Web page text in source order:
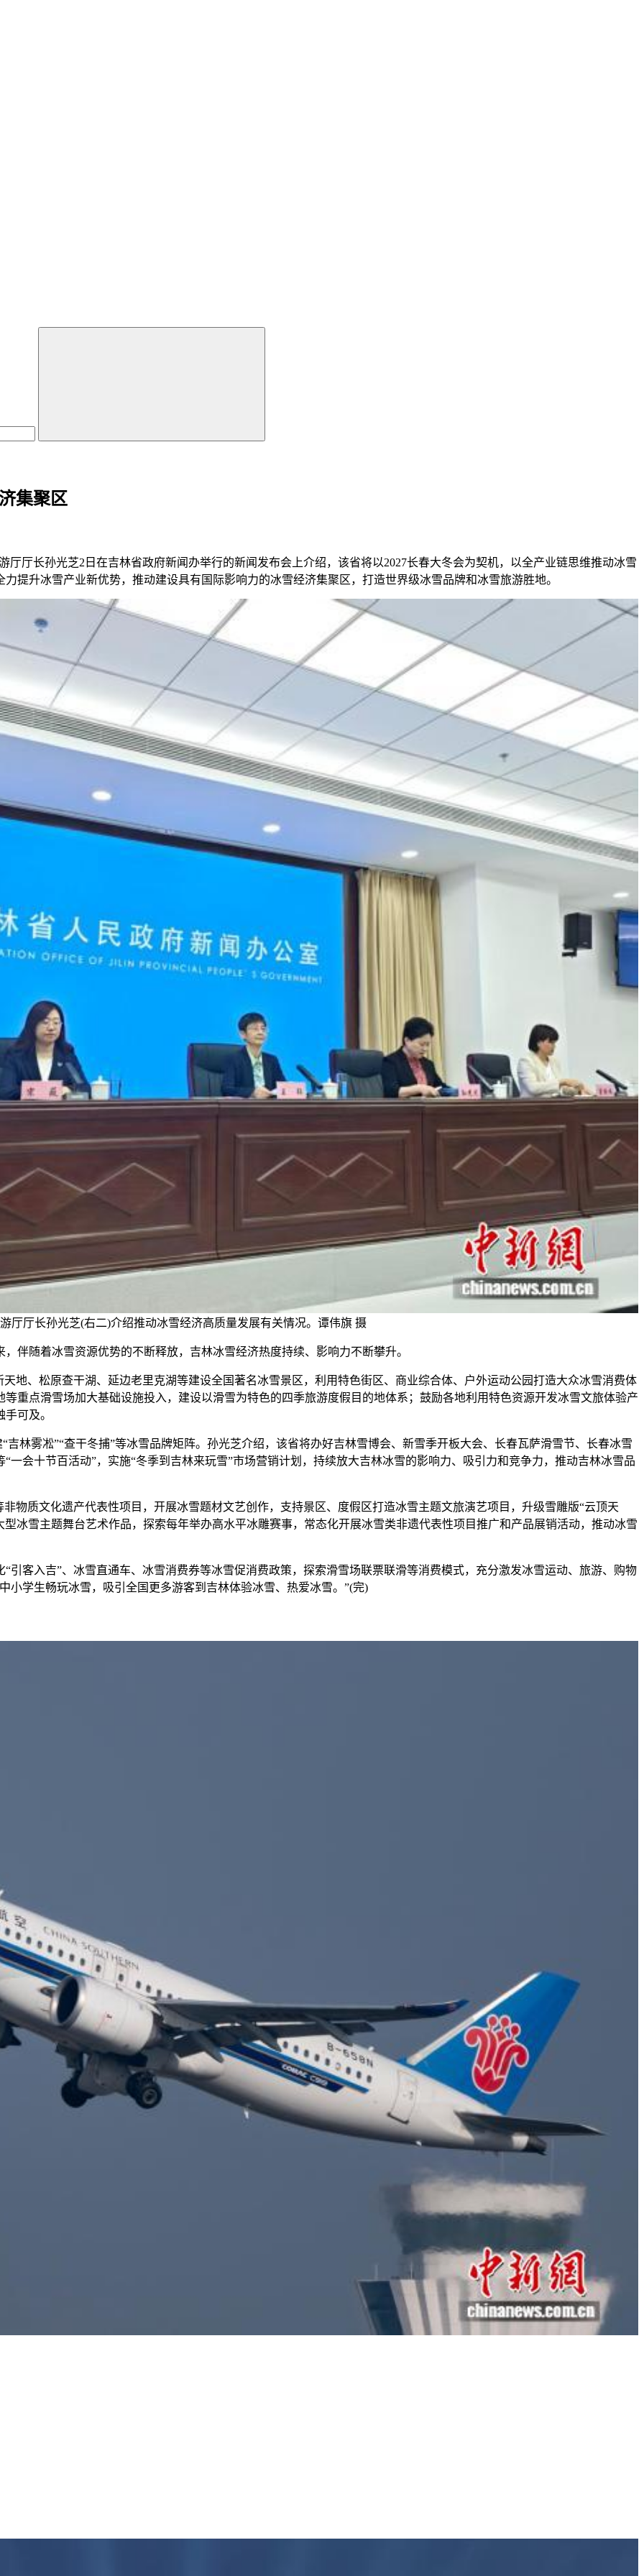
集聚区
长孙光芝2日在吉林省政府新闻办举行的新闻发布会上介绍，该省将以2027长春大冬会为契机，以全产业链思维推动冰雪
提升冰雪产业新优势，推动建设具有国际影响力的冰雪经济集聚区，打造世界级冰雪品牌和冰雪旅游胜地。
厅厅长孙光芝(右二)介绍推动冰雪经济高质量发展有关情况。谭伟旗 摄
随着冰雪资源优势的不断释放，吉林冰雪经济热度持续、影响力不断攀升。
、松原查干湖、延边老里克湖等建设全国著名冰雪景区，利用特色街区、商业综合体、户外运动公园打造大众冰雪消费体
重点滑雪场加大基础设施投入，建设以滑雪为特色的四季旅游度假目的地体系；鼓励各地利用特色资源开发冰雪文旅体验产
可及。
雾凇”“查干冬捕”等冰雪品牌矩阵。孙光芝介绍，该省将办好吉林雪博会、新雪季开板大会、长春瓦萨滑雪节、长春冰雪
一会十节百活动”，实施“冬季到吉林来玩雪”市场营销计划，持续放大吉林冰雪的影响力、吸引力和竞争力，推动吉林冰雪品
质文化遗产代表性项目，开展冰雪题材文艺创作，支持景区、度假区打造冰雪主题文旅演艺项目，升级雪雕版“云顶天
冰雪主题舞台艺术作品，探索每年举办高水平冰雕赛事，常态化开展冰雪类非遗代表性项目推广和产品展销活动，推动冰雪
入吉”、冰雪直通车、冰雪消费券等冰雪促消费政策，探索滑雪场联票联滑等消费模式，充分激发冰雪运动、旅游、购物
小学生畅玩冰雪，吸引全国更多游客到吉林体验冰雪、热爱冰雪。”(完)